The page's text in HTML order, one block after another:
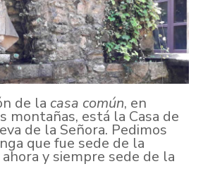
de la casa común, en
montañas, está la Casa de
de la Señora. Pedimos
que fue sede de la
y siempre sede de la